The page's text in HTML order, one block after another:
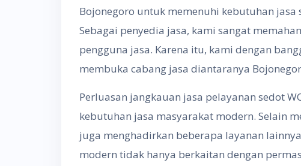
Bojonegoro untuk memenuhi kebutuhan jasa
Sebagai penyedia jasa, kami sangat
pengguna jasa. Karena itu, kami dengan
membuka cabang jasa diantaranya
Perluasan jangkauan jasa pelayanan sedot
kebutuhan jasa masyarakat modern. Selain
juga menghadirkan beberapa layanan
modern tidak hanya berkaitan dengan